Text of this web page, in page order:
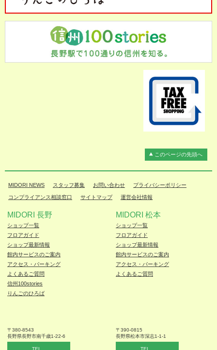
このページの先頭へ
MIDORI NEWS スタッフ募集 お問い合わせ プライバシーポリシー
コンプライアンス相談窓口 サイトマップ 運営会社情報
MIDORI 長野
ショップ一覧
フロアガイド
ショップ最新情報
館内サービスのご案内
アクセス・パーキング
よくあるご質問
信州100stories
りんごのひろば
〒380-8543
長野県長野市南千歳1-22-6
TEL
MIDORI 松本
ショップ一覧
フロアガイド
ショップ最新情報
館内サービスのご案内
アクセス・パーキング
よくあるご質問
〒390-0815
長野県松本市深志1-1-1
TEL